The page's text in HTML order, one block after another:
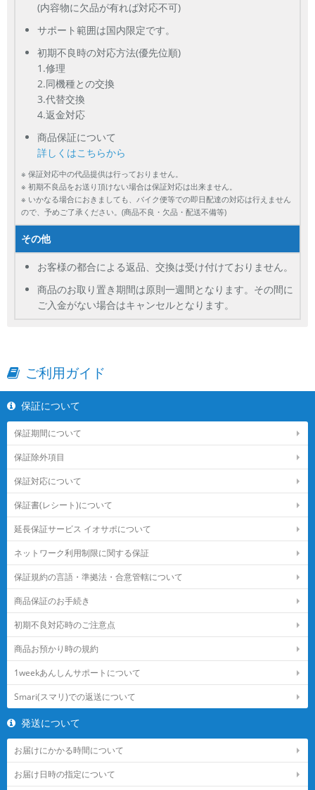
(内容物に欠品が有れば対応不可)
サポート範囲は国内限定です。
初期不良時の対応方法(優先位順)
1.修理
2.同機種との交換
3.代替交換
4.返金対応
商品保証について
詳しくはこちらから
※ 保証対応中の代品提供は行っておりません。
※ 初期不良品をお送り頂けない場合は保証対応は出来ません。
※ いかなる場合におきましても、バイク便等での即日配達の対応は行えません
ので、予めご了承ください。(商品不良・欠品・配送不備等)
その他
お客様の都合による返品、交換は受け付けておりません。
商品のお取り置き期間は原則一週間となります。その間に
ご入金がない場合はキャンセルとなります。
ご利用ガイド
保証について
保証期間について
保証除外項目
保証対応について
保証書(レシート)について
延長保証サービス イオサポについて
ネットワーク利用制限に関する保証
保証規約の言語・準拠法・合意管轄について
商品保証のお手続き
初期不良対応時のご注意点
商品お預かり時の規約
1weekあんしんサポートについて
Smari(スマリ)での返送について
発送について
お届けにかかる時間について
お届け日時の指定について